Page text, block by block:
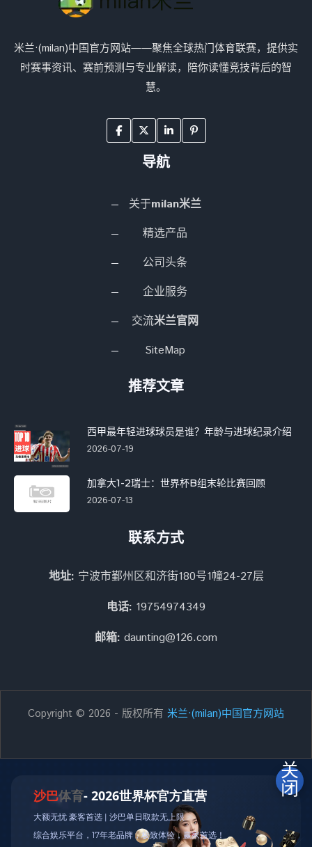
米兰·(milan)中国官方网站——聚焦全球热门体育联赛，提供实
时赛事资讯、赛前预测与专业解读，陪你读懂竞技背后的智
慧。
导航
关于milan米兰
精选产品
公司头条
企业服务
交流米兰官网
SiteMap
推荐文章
西甲最年轻进球球员是谁？年龄与进球纪录介绍
2026-07-19
加拿大1-2瑞士：世界杯B组末轮比赛回顾
2026-07-13
联系方式
地址: 宁波市鄞州区和济街180号1幢24-27层
电话: 19754974349
邮箱: daunting@126.com
Copyright © 2026 - 版权所有 米兰·(milan)中国官方网站
关
闭